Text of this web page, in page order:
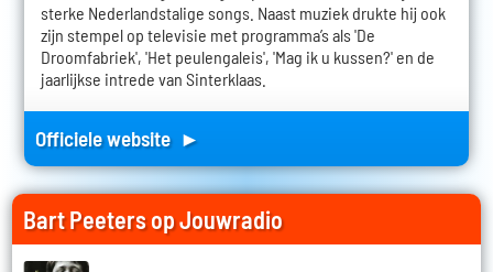
sterke Nederlandstalige songs. Naast muziek drukte hij ook
zijn stempel op televisie met programma’s als 'De
Droomfabriek', 'Het peulengaleis', 'Mag ik u kussen?' en de
jaarlijkse intrede van Sinterklaas.
Officiele website ►
Bart Peeters op Jouwradio